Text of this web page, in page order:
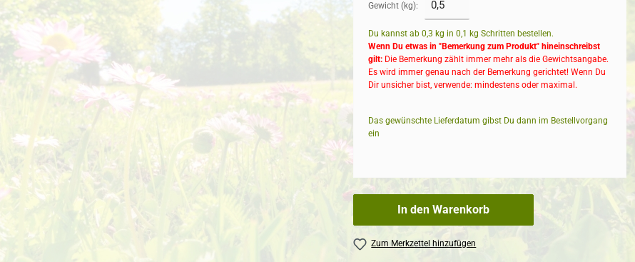
Gewicht (kg):
Du kannst ab 0,3 kg in0,1 kg Schritten bestellen.
Wenn Du etwas in "Bemerkung zum Produkt" hineinschreibst
gilt: Die Bemerkung zählt immer mehr als die Gewichtsangabe.
Es wird immer genau nach der Bemerkung gerichtet! Wenn Du
Dir unsicher bist, verwende: mindestens oder maximal.
Das gewünschte Lieferdatum gibst Du dann im Bestellvorgang
ein
In den Warenkorb
Zum Merkzettel hinzufügen